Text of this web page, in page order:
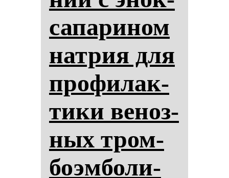
са­па­ри­ном
нат­рия для
про­фи­лак­
ти­ки ве­ноз­
ных тром­
бо­эм­бо­ли­